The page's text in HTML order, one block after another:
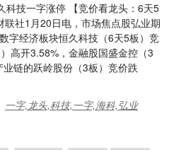
科技一字涨停 【竞价看龙头：6天5
联社1月20日电，市场焦点股弘业期
字经济板块恒久科技（6天5板）竞
高开3.58%，金融股国盛金控（3
链的跃岭股份（3板）竞价跌
一字,龙头,科技,一字,海科,弘业